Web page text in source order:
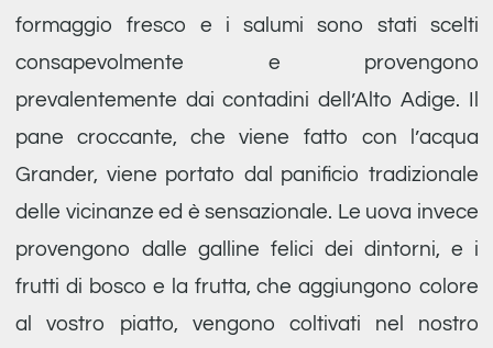
formaggio fresco e i salumi sono stati scelti
consapevolmente e provengono
prevalentemente dai contadini dell’Alto Adige. Il
pane croccante, che viene fatto con l’acqua
Grander, viene portato dal panificio tradizionale
delle vicinanze ed è sensazionale. Le uova invece
provengono dalle galline felici dei dintorni, e i
frutti di bosco e la frutta, che aggiungono colore
al vostro piatto, vengono coltivati nel nostro